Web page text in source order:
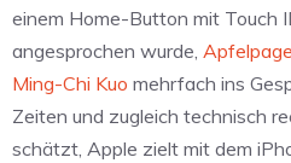
einem Home-Button mit Touch
angesprochen wurde,
Ming-Chi Kuo mehrfach ins
Zeiten und zugleich technisch
schätzt, Apple zielt mit dem